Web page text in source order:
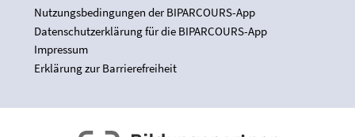
Nutzungsbedingungen der BIPARCOURS-App
Datenschutzerklärung für die BIPARCOURS-App
Impressum
Erklärung zur Barrierefreiheit